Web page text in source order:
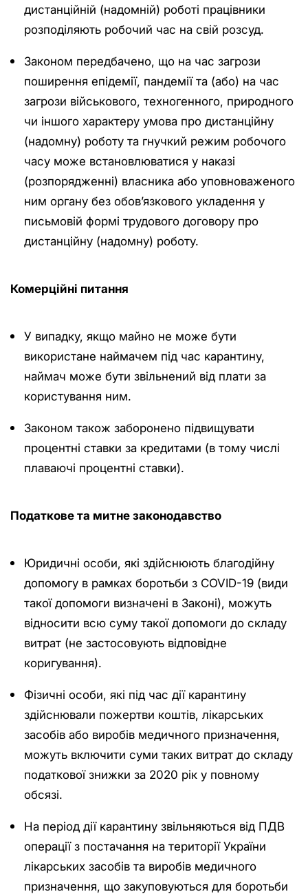
дистанційній (надомній) роботі працівники
розподіляють робочий час на свій розсуд.
Законом передбачено, що на час загрози
поширення епідемії, пандемії та (або) на час
загрози військового, техногенного, природного
чи іншого характеру умова про дистанційну
(надомну) роботу та гнучкий режим робочого
часу може встановлюватися у наказі
(розпорядженні) власника або уповноваженого
ним органу без обов’язкового укладення у
письмовій формі трудового договору про
дистанційну (надомну) роботу.
Комерційні питання
У випадку, якщо майно не може бути
використане наймачем під час карантину,
наймач може бути звільнений від плати за
користування ним.
Законом також заборонено підвищувати
процентні ставки за кредитами (в тому числі
плаваючі процентні ставки).
Податкове та митне законодавство
Юридичні особи, які здійснюють благодійну
допомогу в рамках боротьби з COVID-19 (види
такої допомоги визначені в Законі), можуть
відносити всю суму такої допомоги до складу
витрат (не застосовують відповідне
коригування).
Фізичні особи, які під час дії карантину
здійснювали пожертви коштів, лікарських
засобів або виробів медичного призначення,
можуть включити суми таких витрат до складу
податкової знижки за 2020 рік у повному
обсязі.
На період дії карантину звільняються від ПДВ
операції з постачання на території України
лікарських засобів та виробів медичного
призначення, що закуповуються для боротьби